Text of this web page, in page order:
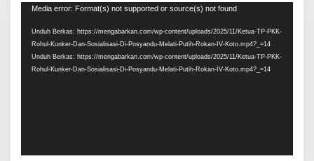
Pemutar
Media error: Format(s) not supported or source(s) not found
Unduh Berkas: https://mengabarkan.com/wp-content/uploads/2025/11/Ketua-TP-PKK-
Rohul-Kunker-Dan-Sosialisasi-Di-Posyandu-Melati-Putih-Rokan-IV-Koto.mp4?_=14
Unduh Berkas: https://mengabarkan.com/wp-content/uploads/2025/11/Ketua-TP-PKK-
Rohul-Kunker-Dan-Sosialisasi-Di-Posyandu-Melati-Putih-Rokan-IV-Koto.mp4?_=14